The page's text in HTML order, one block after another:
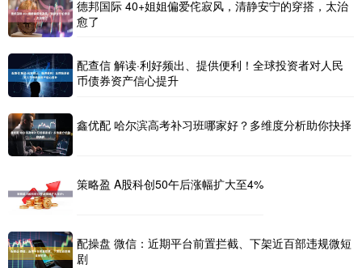
德邦国际 40+姐姐偏爱侘寂风，清静安宁的穿搭，太治
愈了
配查信 解读·利好频出、提供便利！全球投资者对人民
币债券资产信心提升
鑫优配 哈尔滨高考补习班哪家好？多维度分析助你抉择
策略盈 A股科创50午后涨幅扩大至4%
配操盘 微信：近期平台前置拦截、下架近百部违规微短
剧